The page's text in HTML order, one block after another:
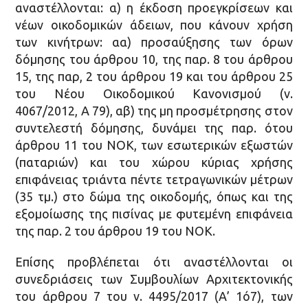
αναστέλλονται: α) η έκδοση προεγκρίσεων και
νέων οικοδομικών άδειων, που κάνουν χρήση
των κινήτρων: αα) προσαύξησης των όρων
δόμησης του άρθρου 10, της παρ. 8 του άρθρου
15, της παρ, 2 του άρθρου 19 και του άρθρου 25
του Νέου Οικοδομικού Κανονισμού (ν.
4067/2012, Α 79), αβ) της μη προσμέτρησης στον
συντελεστή δόμησης, δυνάμει της παρ. ότου
άρθρου 11 του ΝΟΚ, των εσωτερικών εξωστών
(παταριών) και του χώρου κύριας χρήσης
επιφάνειας τριάντα πέντε τετραγωνικών μέτρων
(35 τμ.) στο δώμα της οικοδομής, όπως και της
εξομοίωσης της πισίνας με φυτεμένη επιφάνεια
της παρ. 2 του άρθρου 19 του ΝΟΚ.
Επίσης προβλέπεται ότι αναστέλλονται οι
συνεδριάσεις των Συμβουλίων Αρχιτεκτονικής
του άρθρου 7 του ν. 4495/2017 (Α’ 1ό7), των